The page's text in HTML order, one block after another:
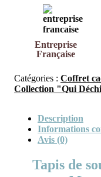
Entreprise
Française
Catégories : Coffret
Collection "Qui
Description
Informations
Avis (0)
Tapis de